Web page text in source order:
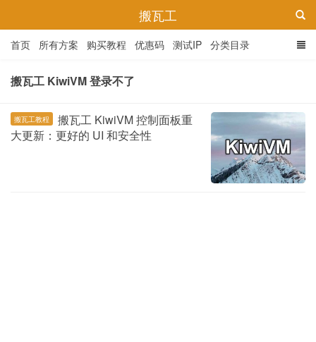
搬瓦工
首页 所有方案 购买教程 优惠码 测试IP 分类目录
搬瓦工 KiwiVM 登录不了
搬瓦工教程
搬瓦工 KiwiVM 控制面板重
大更新：更好的 UI 和安全性